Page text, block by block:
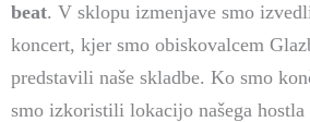
beat. V sklopu izmenjave smo
koncert, kjer smo obiskovalcem
predstavili naše skladbe. Ko smo
smo izkoristili lokacijo našega